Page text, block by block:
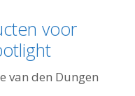
voor
van den Dungen